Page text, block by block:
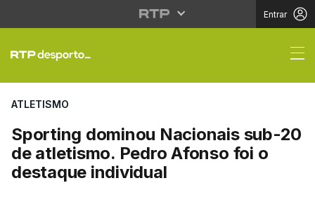
Entrar
Sporting dominou
ATLETISMO
Sporting dominou Nacionais sub-20
de atletismo. Pedro Afonso foi o
destaque individual